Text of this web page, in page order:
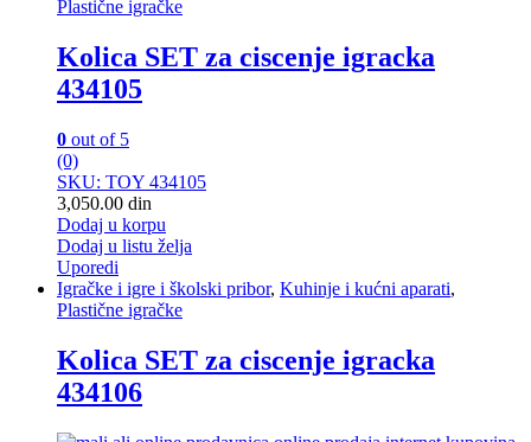
Plastične igračke
Kolica SET za ciscenje igracka
434105
0 out of 5
(0)
SKU: TOY 434105
3,050.00 din
Dodaj u korpu
Dodaj u listu želja
Uporedi
Igračke i igre i školski pribor, Kuhinje i kućni aparati,
Plastične igračke
Kolica SET za ciscenje igracka
434106